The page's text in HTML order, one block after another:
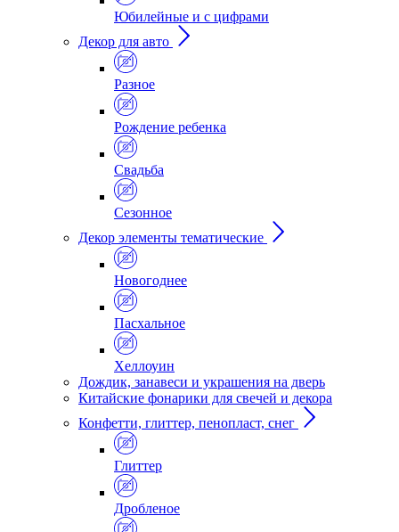
Юбилейные и с цифрами
Декор для авто
Разное
Рождение ребенка
Свадьба
Сезонное
Декор элементы тематические
Новогоднее
Пасхальное
Хеллоуин
Дождик, занавеси и украшения на дверь
Китайские фонарики для свечей и декора
Конфетти, глиттер, пенопласт, снег
Глиттер
Дробленое